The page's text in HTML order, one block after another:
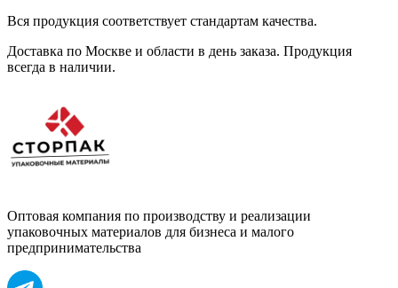
Вся продукция соответствует стандартам качества.
Доставка по Москве и области в день заказа. Продукция
всегда в наличии.
Оптовая компания по производству и реализации
упаковочных материалов для бизнеса и малого
предпринимательства